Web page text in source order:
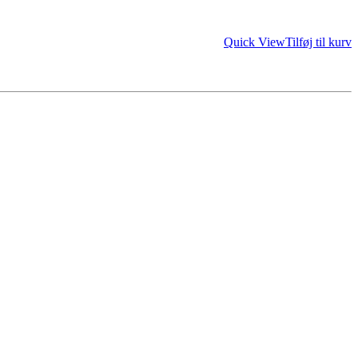
Tilføj til kurv
Quick View